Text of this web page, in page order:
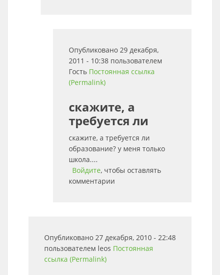
Опубликовано 29 декабря,
2011 - 10:38 пользователем
Гость Постоянная ссылка
(Permalink)
скажите, а
требуется ли
скажите, а требуется ли
образование? у меня только
школа....
Войдите, чтобы оставлять
комментарии
Опубликовано 27 декабря, 2010 - 22:48
пользователем leos Постоянная
ссылка (Permalink)